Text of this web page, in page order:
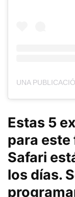
Estas 5
para
Safari
los días.